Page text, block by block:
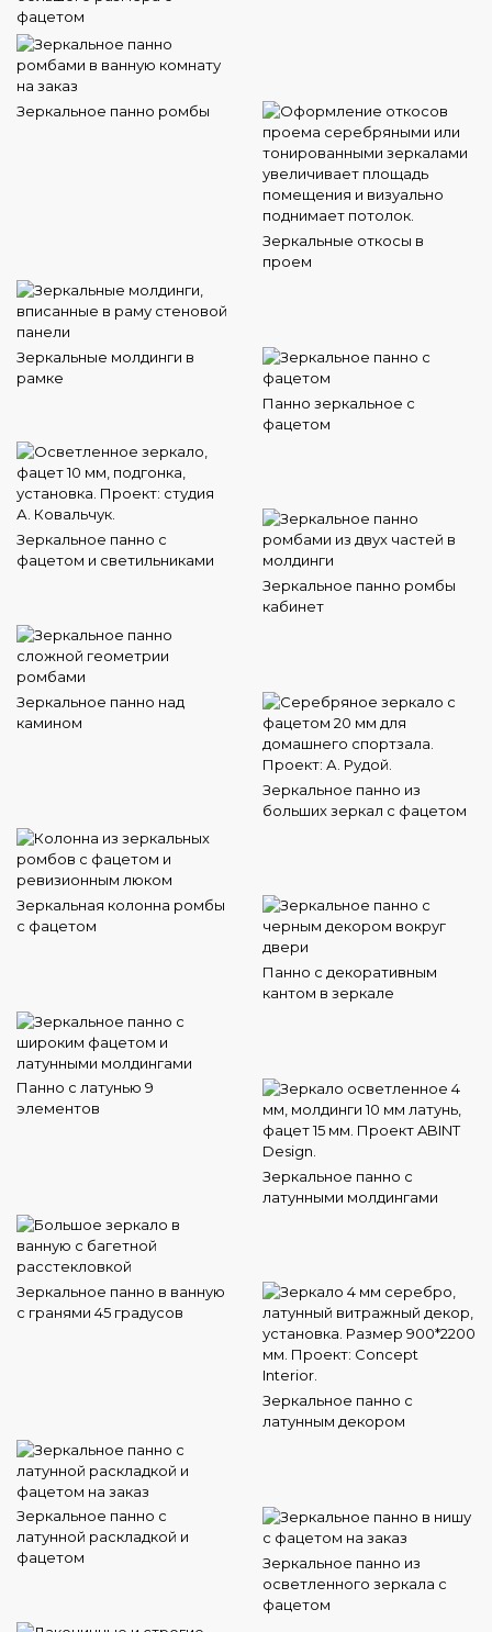
фацетом
Зеркальное панно ромбы
Зеркальные откосы в
проем
Зеркальные молдинги в
рамке
Панно зеркальное с
фацетом
Зеркальное панно с
фацетом и светильниками
Зеркальное панно ромбы
кабинет
Зеркальное панно над
камином
Зеркальное панно из
больших зеркал с фацетом
Зеркальная колонна ромбы
с фацетом
Панно с декоративным
кантом в зеркале
Панно с латунью 9
элементов
Зеркальное панно с
латунными молдингами
Зеркальное панно в ванную
с гранями 45 градусов
Зеркальное панно с
латунным декором
Зеркальное панно с
латунной раскладкой и
фацетом
Зеркальное панно из
осветленного зеркала с
фацетом